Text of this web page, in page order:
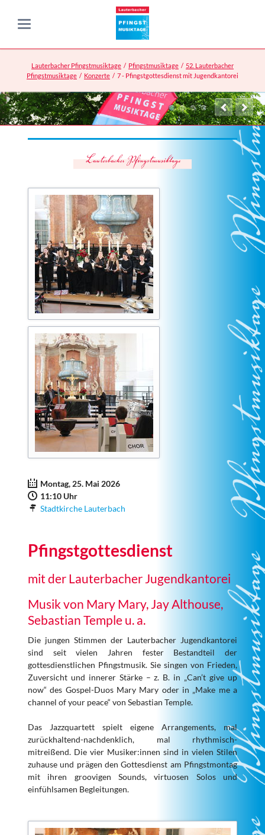
Lauterbacher Pfingstmusiktage Pfingstmusiktage
52. Lauterbacher
Pfingstmusiktage
Konzerte 7 - Pfingstgottesdienst mit Jugendkantorei
Montag, 25. Mai 2026
11:10 Uhr
Stadtkirche Lauterbach
Pfingstgottesdienst
mit der Lauterbacher Jugendkantorei
Musik von Mary Mary, Jay Althouse,
Sebastian Temple u. a.
Die jungen Stimmen der Lauterbacher Jugendkantorei
sind seit vielen Jahren fester Bestandteil der
gottesdienstlichen Pfingstmusik. Sie singen von Frieden,
Zuversicht und innerer Stärke – z. B. in „Can’t give up
now“ des Gospel-Duos Mary Mary oder in „Make me a
channel of your peace“ von Sebastian Temple.
Das Jazzquartett spielt eigene Arrangements, mal
zurückhaltend-nachdenklich, mal rhythmisch-
mitreißend. Die vier Musiker:innen sind in vielen Stilen
zuhause und prägen den Gottesdienst am Pfingstmontag
mit ihren groovigen Sounds, virtuosen Solos und
einfühlsamen Begleitungen.